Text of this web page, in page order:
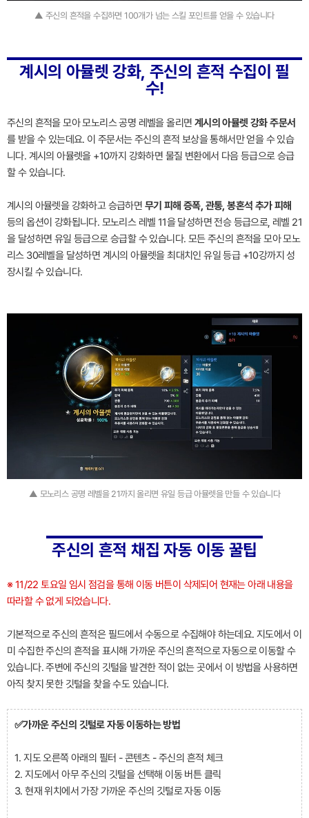
▲ 주신의 흔적을 수집하면 100개가 넘는 스킬 포인트를 얻을 수 있습니다
계시의 아뮬렛 강화, 주신의 흔적 수집이 필
수!
주신의 흔적을 모아 모노리스 공명 레벨을 올리면 계시의 아뮬렛 강화 주문서
를 받을 수 있는데요. 이 주문서는 주신의 흔적 보상을 통해서만 얻을 수 있습
니다. 계시의 아뮬렛을 +10까지 강화하면 물질 변환에서 다음 등급으로 승급
할 수 있습니다.
계시의 아뮬렛을 강화하고 승급하면 무기 피해 증폭, 관통, 봉혼석 추가 피해
등의 옵션이 강화됩니다. 모노리스 레벨 11을 달성하면 전승 등급으로, 레벨 21
을 달성하면 유일 등급으로 승급할 수 있습니다. 모든 주신의 흔적을 모아 모노
리스 30레벨을 달성하면 계시의 아뮬렛을 최대치인 유일 등급 +10강까지 성
장시킬 수 있습니다.
▲ 모노리스 공명 레벨을 21까지 올리면 유일 등급 아뮬렛을 만들 수 있습니다
주신의 흔적 채집 자동 이동 꿀팁
※ 11/22 토요일 임시 점검을 통해 이동 버튼이 삭제되어 현재는 아래 내용을
따라할 수 없게 되었습니다.
기본적으로 주신의 흔적은 필드에서 수동으로 수집해야 하는데요. 지도에서 이
미 수집한 주신의 흔적을 표시해 가까운 주신의 흔적으로 자동으로 이동할 수
있습니다. 주변에 주신의 깃털을 발견한 적이 없는 곳에서 이 방법을 사용하면
아직 찾지 못한 깃털을 찾을 수도 있습니다.
✅가까운 주신의 깃털로 자동 이동하는 방법
1. 지도 오른쪽 아래의 필터 - 콘텐츠 - 주신의 흔적 체크
2. 지도에서 아무 주신의 깃털을 선택해 이동 버튼 클릭
3. 현재 위치에서 가장 가까운 주신의 깃털로 자동 이동